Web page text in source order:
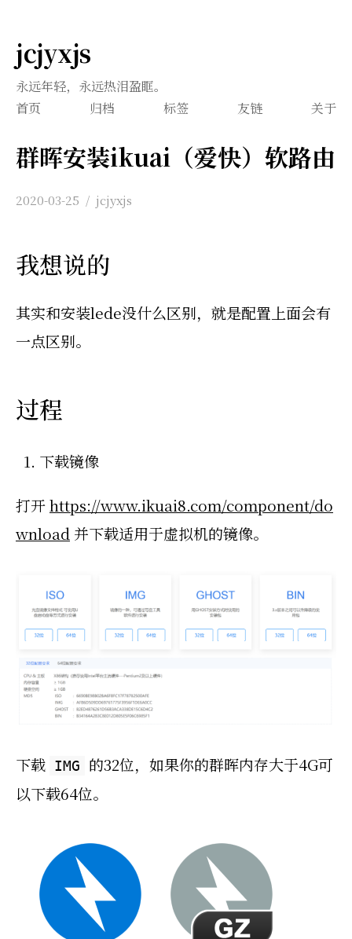
jcjyxjs
永远年轻，永远热泪盈眶。
首页
归档 标签 友链 关于
群晖安装ikuai（爱快）软路由
2020-03-25 / jcjyxjs
我想说的
其实和安装lede没什么区别，就是配置上面会有
一点区别。
过程
下载镜像
打开https://www.ikuai8.com/component/do
wnload 并下载适用于虚拟机的镜像。
下载 IMG
的32位，如果你的群晖内存大于4G可
以下载64位。